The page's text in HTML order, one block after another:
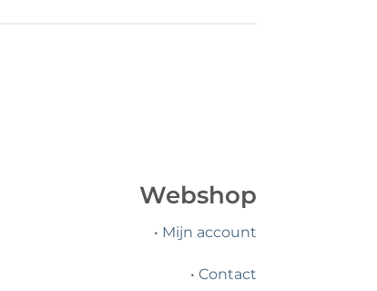
Webshop
• Mijn account
• Contact